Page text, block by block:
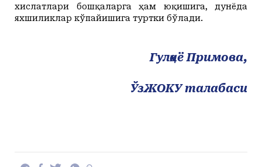
хислатлари бошқаларга ҳам юқишига, дунёда
яхшиликлар кўпайишига туртки бўлади.
Гулҳаё Примова,
ЎзЖОКУ талабаси